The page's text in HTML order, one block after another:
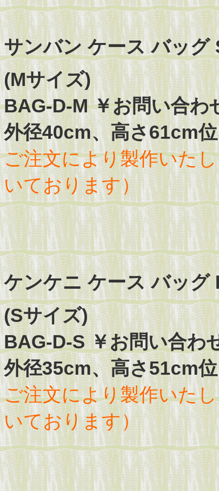
サンバン ケース バッ
(Mサイズ)
BAG-D-M ￥お問い合わ
外径40cm、高さ61cm
ご注文により製作いた
いております）
ケンケニ ケース バッグ
(Sサイズ)
BAG-D-S ￥お問い合わ
外径35cm、高さ51cm
ご注文により製作いた
いております）